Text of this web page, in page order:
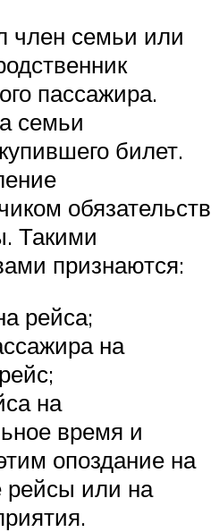
член семьи или
пассажира.
семьи
билет.
обязательств
Такими
признаются:
рейса;
на
на
время и
опоздание на
рейсы или на